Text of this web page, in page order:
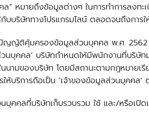
” หมายถึงข้อมูลต่างๆ ในการทำการลงท
บบริษัททางโปรแกรมไลน์ ตลอดจนถึงการ
บัญญัติคุ้มครองข้อมูลส่วนบุคคล พ.ศ. 2562
บุคคล’ บริษัทกำหนดให้มีพนักงานที่บริษัท
นามของบริษัท โดยมีสถานะตามกฎหมาย
ให้บริการถือเป็น ‘เจ้าของข้อมูลส่วนบุคคล
บุคคลที่บริษัทเก็บรวบรวม ใช้ และ/หรือเปิด